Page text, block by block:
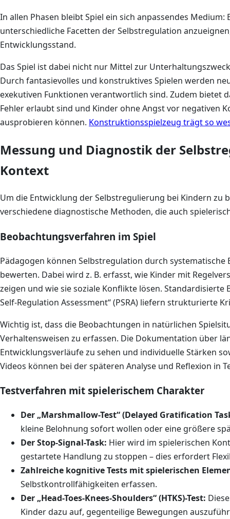
In allen Phasen bleibt Spiel ein sich anpassendes Medium:
unterschiedliche Facetten der Selbstregulation
Entwicklungsstand.
Das Spiel ist dabei nicht nur Mittel zur
Durch fantasievolles und konstruktives Spielen werden
exekutiven Funktionen verantwortlich sind. Zudem bietet
Fehler erlaubt sind und Kinder ohne Angst vor negativen
ausprobieren können. Konstruktionsspielzeug trägt so
Messung und Diagnostik der
Kontext
Um die Entwicklung der Selbstregulierung bei Kindern zu
verschiedene diagnostische Methoden, die auch
Beobachtungsverfahren im Spiel
Pädagogen können Selbstregulation durch
bewerten. Dabei wird z. B. erfasst, wie Kinder mit
zeigen und wie sie soziale Konflikte lösen. Standardisierte
Self-Regulation Assessment“ (PSRA) liefern strukturierte
Wichtig ist, dass die Beobachtungen in natürlichen
Verhaltensweisen zu erfassen. Die Dokumentation über
Entwicklungsverläufe zu sehen und individuelle Stärken
Videos können bei der späteren Analyse und Reflexion in
Testverfahren mit spielerischem Charakter
Der „Marshmallow-Test“ (Delayed Gratification
kleine Belohnung sofort wollen oder eine größere
Der Stop-Signal-Task: Hier wird im spielerischen
gestartete Handlung zu stoppen – dies erfordert
Zahlreiche kognitive Tests mit spielerischen
Selbstkontrollfähigkeiten erfassen.
Der „Head-Toes-Knees-Shoulders“ (HTKS)-Test:
Kinder dazu auf, gegenteilige Bewegungen